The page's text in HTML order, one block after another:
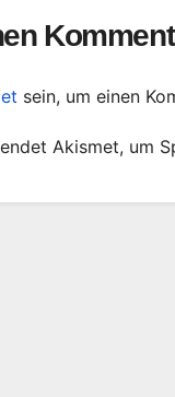
sein, um einen
Akismet, um